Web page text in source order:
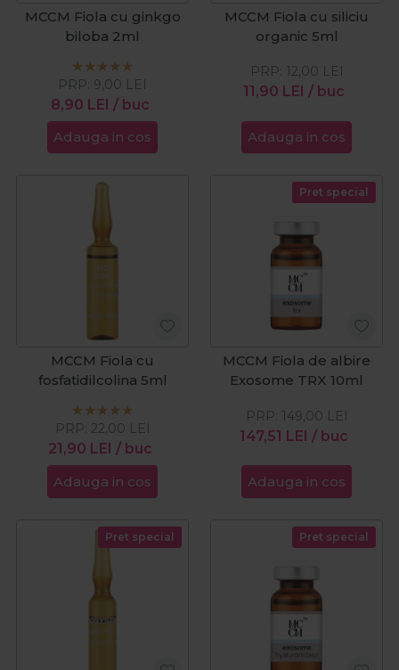
MCCM Fiola cu ginkgo
biloba 2ml
8,90 LEI / buc
PRP: 9,00 LEI
Adauga in cos
MCCM Fiola cu siliciu
organic 5ml
11,90 LEI / buc
PRP: 12,00 LEI
Adauga in cos
MCCM Fiola cu
fosfatidilcolina 5ml
21,90 LEI / buc
PRP: 22,00 LEI
Adauga in cos
Pret special
MCCM Fiola de albire
Exosome TRX 10ml
147,51 LEI / buc
PRP: 149,00 LEI
Adauga in cos
Pret special Pret special